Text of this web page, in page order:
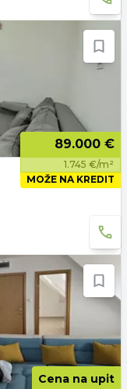
89.000 €
1.745 €/m²
MOŽE NA KREDIT
Cena na upit